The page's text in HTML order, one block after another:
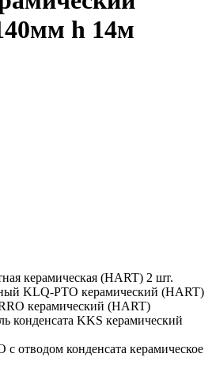
h 14м
керамическая (HART) 2 шт.
KLQ-PTO керамический (HART)
керамический (HART)
конденсата KKS керамический
отводом конденсата керамическое